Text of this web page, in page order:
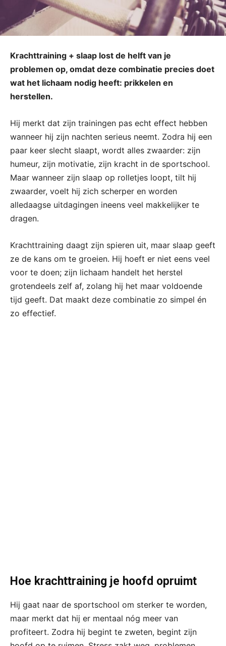
Krachttraining + slaap lost de helft van je
problemen op, omdat deze combinatie precies doet
wat het lichaam nodig heeft: prikkelen en
herstellen.
Hij merkt dat zijn trainingen pas echt effect hebben
wanneer hij zijn nachten serieus neemt. Zodra hij een
paar keer slecht slaapt, wordt alles zwaarder: zijn
humeur, zijn motivatie, zijn kracht in de sportschool.
Maar wanneer zijn slaap op rolletjes loopt, tilt hij
zwaarder, voelt hij zich scherper en worden
alledaagse uitdagingen ineens veel makkelijker te
dragen.
Krachttraining daagt zijn spieren uit, maar slaap geeft
ze de kans om te groeien. Hij hoeft er niet eens veel
voor te doen; zijn lichaam handelt het herstel
grotendeels zelf af, zolang hij het maar voldoende
tijd geeft. Dat maakt deze combinatie zo simpel én
zo effectief.
Hoe krachttraining je hoofd opruimt
Hij gaat naar de sportschool om sterker te worden,
maar merkt dat hij er mentaal nóg meer van
profiteert. Zodra hij begint te zweten, begint zijn